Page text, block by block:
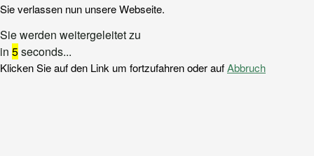
Sie verlassen nun unsere Webseite.
Sie werden weitergeleitet zu
in 5seconds...
Klicken Sie auf den Link um fortzufahren oder aufAbbruch